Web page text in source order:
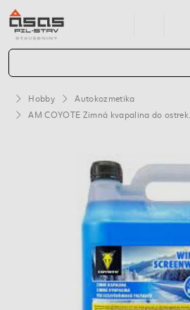
Hobby
Autokozmetika
AM COYOTE Zimná kvapalina do